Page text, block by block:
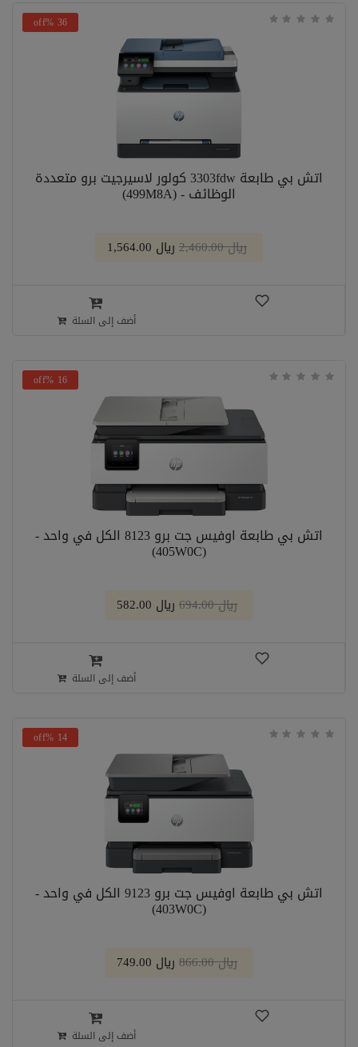
36 %off
اتش بي طابعة 3303fdw كولور لاسيرجيت برو متعددة
الوظائف - (499M8A)
﷼ 2,460.00 ﷼ 1,564.00
أضف إلى السلة
16 %off
اتش بي طابعة اوفيس جت برو 8123 الكل في واحد -
(405W0C)
﷼ 694.00 ﷼ 582.00
أضف إلى السلة
14 %off
اتش بي طابعة اوفيس جت برو 9123 الكل في واحد -
(403W0C)
﷼ 866.00 ﷼ 749.00
أضف إلى السلة